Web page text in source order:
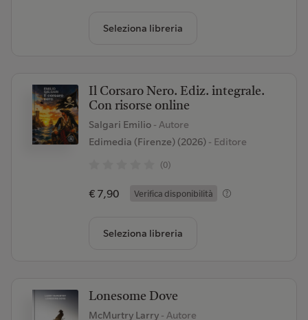
Seleziona libreria
Il Corsaro Nero. Ediz. integrale.
Con risorse online
Salgari Emilio - Autore
Edimedia (Firenze) (2026)- Editore
(0)
€ 7,90 Verifica disponibilità
Seleziona libreria
Lonesome Dove
McMurtry Larry - Autore